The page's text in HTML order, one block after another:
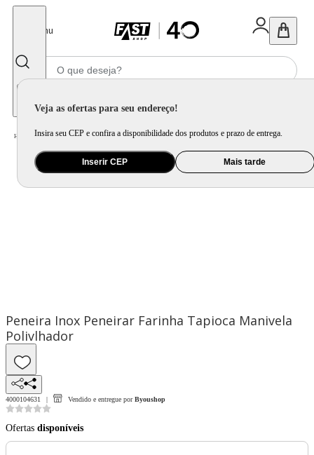
Menu
Veja as ofertas para seu endereço!
Insira seu CEP e confira a disponibilidade dos produtos e prazo de entrega.
Inserir CEP Mais tarde
Home Utilidade Doméstica Cozinha / Utensílio de Preparo
Peneira Inox Peneirar Farinha Tapioca Manivela
Polivlhador
4000104631 Vendido e entregue por Byoushop
Ofertas disponíveis